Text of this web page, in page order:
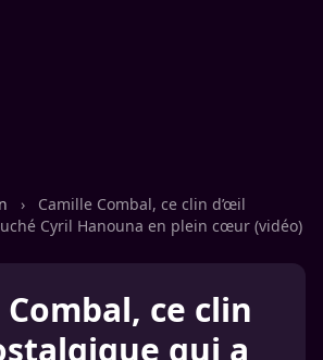
›
Camille Combal, ce clin d’œil
Cyril Hanouna en plein cœur (vidéo)
ce clin
qui a